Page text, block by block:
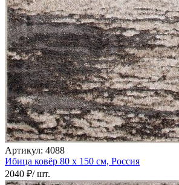
₽
от
15
000
₽
до
45
000
₽
от
45
000
₽
до
200
Артикул: 4088
Ибица ковёр 80 х 150 см, Россия
2040 ₽/ шт.